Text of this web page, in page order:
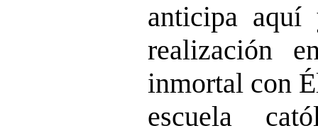
anticipa aquí
realización
inmortal con
escuela